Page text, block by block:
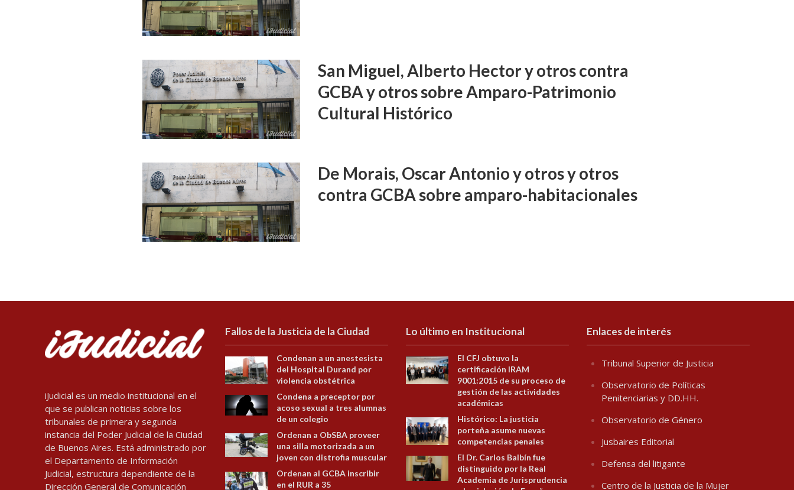
San Miguel, Alberto Hector y otros contra
GCBA y otros sobre Amparo-Patrimonio
Cultural Histórico
De Morais, Oscar Antonio y otros y otros
contra GCBA sobre amparo-habitacionales
iJudicial es un medio institucional en el
que se publican noticias sobre los
tribunales de primera y segunda
instancia del Poder Judicial de la Ciudad
de Buenos Aires. Está administrado por
el Departamento de Información
Judicial, estructura dependiente de la
Dirección General de Comunicación
Fallos de la Justicia de la Ciudad
Condenan a un anestesista
del Hospital Durand por
violencia obstétrica
Condena a preceptor por
acoso sexual a tres alumnas
de un colegio
Ordenan a ObSBA proveer
una silla motorizada a un
joven con distrofia muscular
Ordenan al GCBA inscribir
en el RUR a 35
Lo último en Institucional
El CFJ obtuvo la
certificación IRAM
9001:2015 de su proceso de
gestión de las actividades
académicas
Histórico: La justicia
porteña asume nuevas
competencias penales
El Dr. Carlos Balbín fue
distinguido por la Real
Academia de Jurisprudencia
Enlaces de interés
Tribunal Superior de Justicia
Observatorio de Políticas
Penitenciarias y DD.HH.
Observatorio de Género
Jusbaires Editorial
Defensa del litigante
Centro de la Justicia de la Mujer